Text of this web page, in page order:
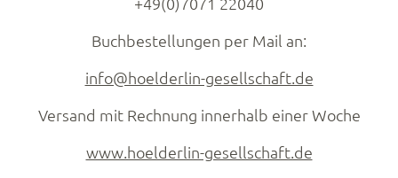
Buchbestellungen per Mail an:
info@hoelderlin-gesellschaft.de
Versand mit Rechnung innerhalb einer Woche
www.hoelderlin-gesellschaft.de